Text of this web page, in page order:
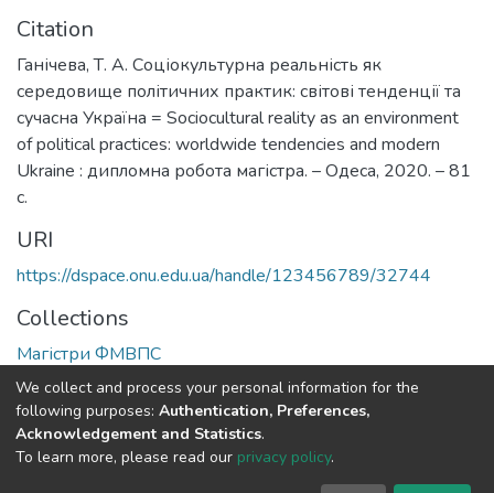
Citation
Ганічева, Т. А. Соціокультурна реальність як
середовище політичних практик: світові тенденції та
сучасна Україна = Sociocultural reality as an environment
of political practices: worldwide tendencies and modern
Ukraine : дипломна робота магістра. – Одеса, 2020. – 81
с.
URI
https://dspace.onu.edu.ua/handle/123456789/32744
Collections
Магістри ФМВПС
Full item page
DSpace software copyright © 2009-2026
We collect and process your personal information for the
following purposes: Authentication, Preferences,
Acknowledgement and Statistics.
To learn more, please read our privacy policy.